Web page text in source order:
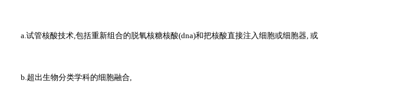
a.试管核酸技术,包括重新组合的脱氧核糖核酸(dna)和把核酸直接注入细胞或细胞器, 或
b.超出生物分类学科的细胞融合,